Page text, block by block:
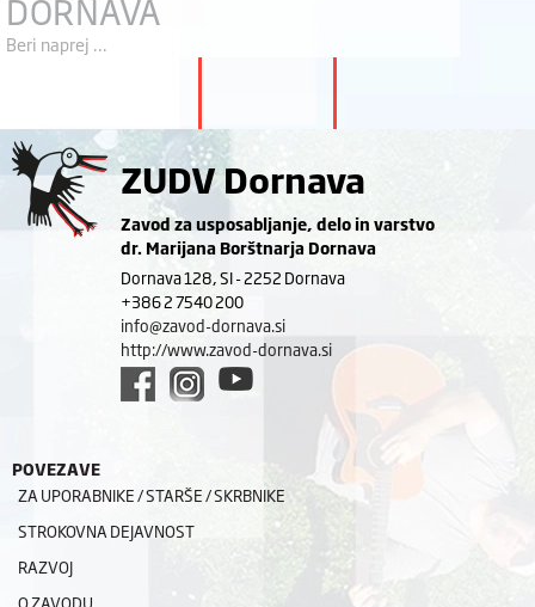
DORNAVA
Beri naprej ...
ZUDV Dornava
Zavod za usposabljanje, delo in varstvo
dr. Marijana Borštnarja Dornava
Dornava 128, SI - 2252 Dornava
+386 2 7540 200
info@zavod-dornava.si
http://www.zavod-dornava.si
POVEZAVE
ZA UPORABNIKE / STARŠE / SKRBNIKE
STROKOVNA DEJAVNOST
RAZVOJ
O ZAVODU